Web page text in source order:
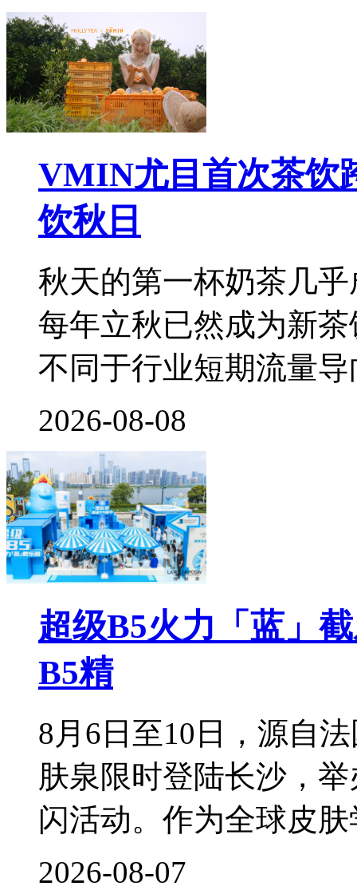
VMIN尤目首次茶饮
饮秋日
秋天的第一杯奶茶几
每年立秋已然成为新
不同于行业短期流量
2026-08-08
超级B5火力「蓝」
B5精
8月6日至10日，源自
肤泉限时登陆长沙，
闪活动。作为全球皮
2026-08-07